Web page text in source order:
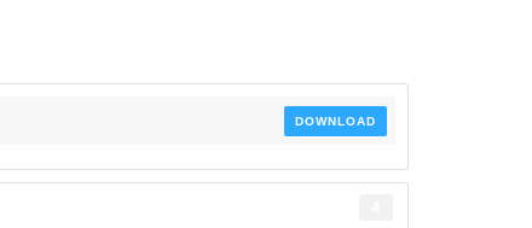
DOWNLOAD